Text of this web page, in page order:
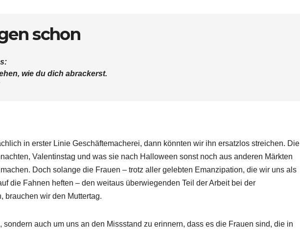
schon
wie du dich abrackerst.
in erster Linie Geschäftemacherei, dann könnten wir ihn ersatzlos streichen. Die
Valentinstag und was sie nach Halloween sonst noch aus anderen Märkten
Doch solange die Frauen – trotz aller gelebten Emanzipation, die wir uns als
die Fahnen heften – den weitaus überwiegenden Teil der Arbeit bei der
brauchen wir den Muttertag.
sondern auch um uns an den Missstand zu erinnern, dass es die Frauen sind, die in